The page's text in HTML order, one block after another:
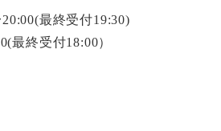
最終受付19:30)
最終受付18:00）